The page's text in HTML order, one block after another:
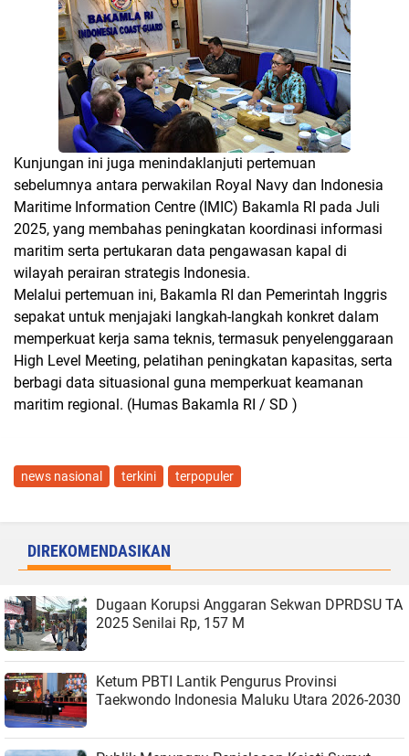
Kunjungan ini juga menindaklanjuti pertemuan
sebelumnya antara perwakilan Royal Navy dan Indonesia
Maritime Information Centre (IMIC) Bakamla RI pada Juli
2025, yang membahas peningkatan koordinasi informasi
maritim serta pertukaran data pengawasan kapal di
wilayah perairan strategis Indonesia.
Melalui pertemuan ini, Bakamla RI dan Pemerintah Inggris
sepakat untuk menjajaki langkah-langkah konkret dalam
memperkuat kerja sama teknis, termasuk penyelenggaraan
High Level Meeting, pelatihan peningkatan kapasitas, serta
berbagi data situasional guna memperkuat keamanan
maritim regional. (Humas Bakamla RI / SD )
news nasional terkini terpopuler
DIREKOMENDASIKAN
Dugaan Korupsi Anggaran Sekwan DPRDSU TA
2025 Senilai Rp, 157 M
Ketum PBTI Lantik Pengurus Provinsi
Taekwondo Indonesia Maluku Utara 2026-2030